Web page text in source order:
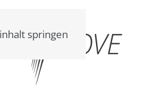
springen